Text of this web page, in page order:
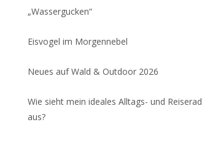
„Wassergucken“
Eisvogel im Morgennebel
Neues auf Wald & Outdoor 2026
Wie sieht mein ideales Alltags- und Reiserad
aus?